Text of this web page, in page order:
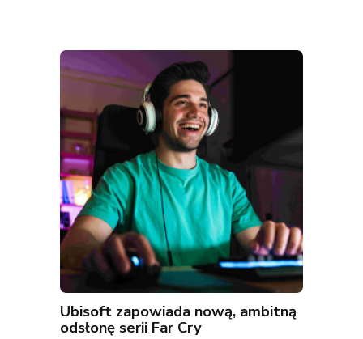
Ubisoft zapowiada nową, ambitną
odsłonę serii Far Cry